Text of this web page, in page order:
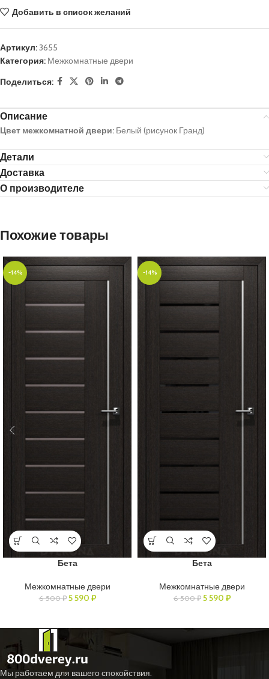
Добавить в список желаний
Артикул:3655
Категория: Межкомнатные двери
Поделиться:
Описание
Цвет межкомнатной двери: Белый (рисунок Гранд)
Детали
Доставка
О производителе
Похожие товары
-14%
Бета
Межкомнатные двери
6 500₽ 5 590 ₽
-14%
Бета
Межкомнатные двери
6 500₽ 5 590 ₽
Мы работаем для вашего спокойствия.